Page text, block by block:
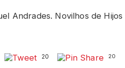
Andrades. Novilhos de Hijos
20 20